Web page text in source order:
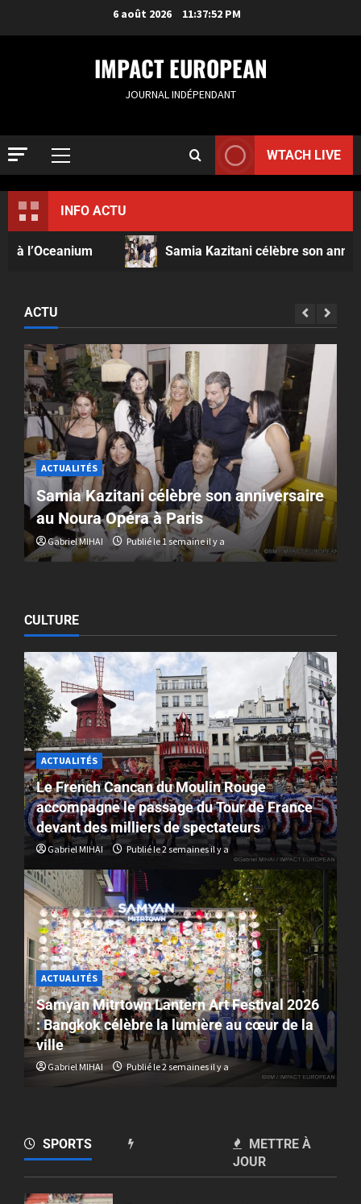
6 août 2026 11:37:54 PM
IMPACT EUROPEAN
JOURNAL INDÉPENDANT
WTACH LIVE
INFO ACTU
Samia Kazitani célèbre son anniversaire au Noura
ACTU
ACTUALITÉS
Samia Kazitani célèbre son anniversaire
au Noura Opéra à Paris
Gabriel MIHAI Publié le 1 semaine il y a
CULTURE
ACTUALITÉS
Le French Cancan du Moulin Rouge
accompagne le passage du Tour de France
devant des milliers de spectateurs
Gabriel MIHAI Publié le 2 semaines il y a
ACTUALITÉS
Samyan Mitrtown Lantern Art Festival 2026
: Bangkok célèbre la lumière au cœur de la
ville
Gabriel MIHAI Publié le 2 semaines il y a
SPORTS
METTRE À
JOUR